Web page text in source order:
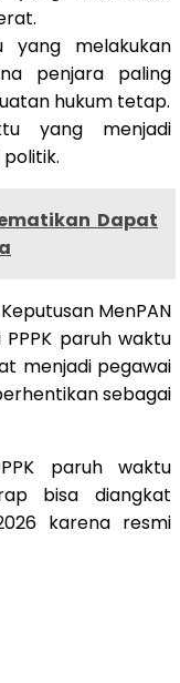
yang melakukan
penjara paling
hukum tetap.
yang menjadi
Dapat
MenPAN
paruh waktu
menjadi pegawai
sebagai
paruh waktu
bisa diangkat
karena resmi